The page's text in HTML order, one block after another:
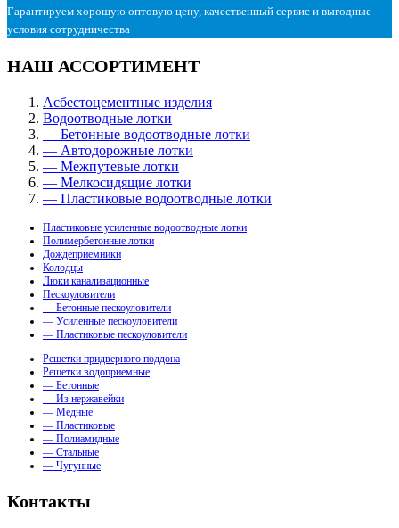
Гарантируем хорошую оптовую цену, качественный сервис и выгодные
условия сотрудничества
НАШ АССОРТИМЕНТ
Асбестоцементные изделия
Водоотводные лотки
— Бетонные водоотводные лотки
— Автодорожные лотки
— Межпутевые лотки
— Мелкосидящие лотки
— Пластиковые водоотводные лотки
Пластиковые усиленные водоотводные лотки
Полимербетонные лотки
Дождеприемники
Колодцы
Люки канализационные
Пескоуловители
— Бетонные пескоуловители
— Усиленные пескоуловители
— Пластиковые пескоуловители
Решетки придверного поддона
Решетки водоприемные
— Бетонные
— Из нержавейки
— Медные
— Пластиковые
— Полиамидные
— Стальные
— Чугунные
Контакты